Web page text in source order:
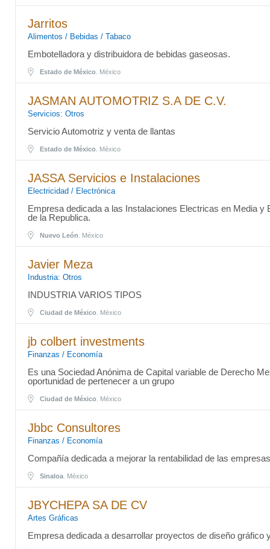
Jarritos
Alimentos / Bebidas / Tabaco
Embotelladora y distribuidora de bebidas gaseosas.
Estado de México . México
JASMAN AUTOMOTRIZ S.A DE C.V.
Servicios: Otros
Servicio Automotriz y venta de llantas
Estado de México . México
JASSA Servicios e Instalaciones
Electricidad / Electrónica
Empresa dedicada a las Instalaciones Electricas en Media y
de la Republica.
Nuevo León . México
Javier Meza
Industria: Otros
INDUSTRIA VARIOS TIPOS
Ciudad de México . México
jb colbert investments
Finanzas / Economía
Es una Sociedad Anónima de Capital variable de Derecho
oportunidad de pertenecer a un grupo
Ciudad de México . México
Jbbc Consultores
Finanzas / Economía
Compañía dedicada a mejorar la rentabilidad de las
Sinaloa . México
JBYCHEPA SA DE CV
Artes Gráficas
Empresa dedicada a desarrollar proyectos de diseño gráfico